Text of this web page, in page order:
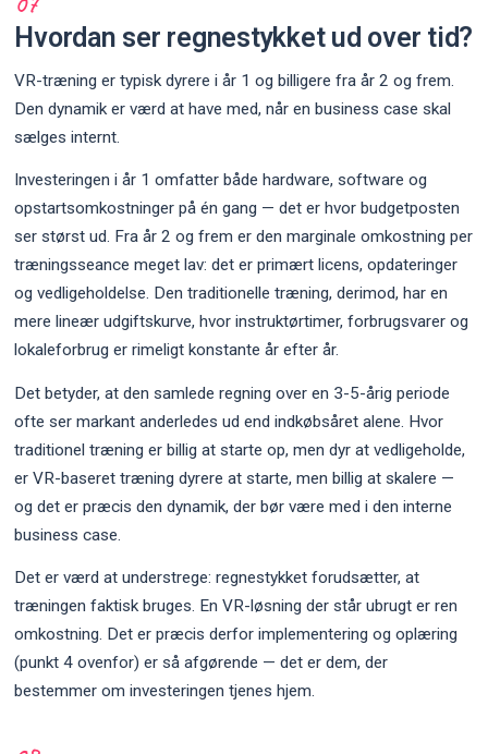
Hvordan ser regnestykket ud over tid?
VR-træning er typisk dyrere i år 1 og billigere fra år 2 og frem.
Den dynamik er værd at have med, når en business case skal
sælges internt.
Investeringen i år 1 omfatter både hardware, software og
opstartsomkostninger på én gang — det er hvor budgetposten
ser størst ud. Fra år 2 og frem er den marginale omkostning per
træningsseance meget lav: det er primært licens, opdateringer
og vedligeholdelse. Den traditionelle træning, derimod, har en
mere lineær udgiftskurve, hvor instruktørtimer, forbrugsvarer og
lokaleforbrug er rimeligt konstante år efter år.
Det betyder, at den samlede regning over en 3-5-årig periode
ofte ser markant anderledes ud end indkøbsåret alene. Hvor
traditionel træning er billig at starte op, men dyr at vedligeholde,
er VR-baseret træning dyrere at starte, men billig at skalere —
og det er præcis den dynamik, der bør være med i den interne
business case.
Det er værd at understrege: regnestykket forudsætter, at
træningen faktisk bruges. En VR-løsning der står ubrugt er ren
omkostning. Det er præcis derfor implementering og oplæring
(punkt 4 ovenfor) er så afgørende — det er dem, der
bestemmer om investeringen tjenes hjem.